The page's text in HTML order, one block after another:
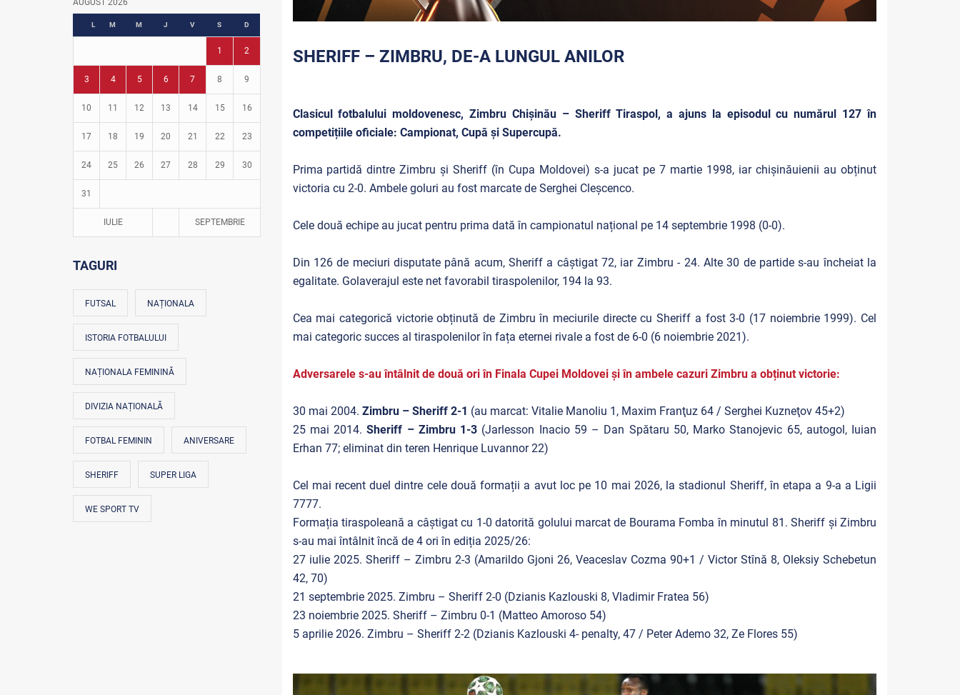
Fotbal în grădinițe
AUGUST 2026
L M M J V S D
1 2
3 4 5 6 7 8 9
10 11 12 13 14 15 16
17 18 19 20 21 22 23
24 25 26 27 28 29 30
31
IULIE SEPTEMBRIE
TAGURI
FUTSAL NAȚIONALA
ISTORIA FOTBALULUI
NAȚIONALA FEMININĂ
DIVIZIA NAȚIONALĂ
FOTBAL FEMININ ANIVERSARE
SHERIFF SUPER LIGA
WE SPORT TV
SHERIFF – ZIMBRU, DE-A LUNGUL ANILOR
Clasicul fotbalului moldovenesc, Zimbru Chișinău – Sheriff Tiraspol, a ajuns la episodul cu numărul 127 în
competițiile oficiale: Campionat, Cupă și Supercupă.
Prima partidă dintre Zimbru și Sheriff (în Cupa Moldovei) s-a jucat pe 7 martie 1998, iar chișinăuienii au obținut
victoria cu 2-0. Ambele goluri au fost marcate de Serghei Cleșcenco.
Cele două echipe au jucat pentru prima dată în campionatul național pe 14 septembrie 1998 (0-0).
Din 126 de meciuri disputate până acum, Sheriff a câștigat 72, iar Zimbru - 24. Alte 30 de partide s-au încheiat la
egalitate. Golaverajul este net favorabil tiraspolenilor, 194 la 93.
Cea mai categorică victorie obținută de Zimbru în meciurile directe cu Sheriff a fost 3-0 (17 noiembrie 1999). Cel
mai categoric succes al tiraspolenilor în fața eternei rivale a fost de 6-0 (6 noiembrie 2021).
Adversarele s-au întâlnit de două ori în Finala Cupei Moldovei și în ambele cazuri Zimbru a obținut victorie:
30 mai 2004. Zimbru – Sheriff 2-1 (au marcat: Vitalie Manoliu 1, Maxim Franţuz 64 / Serghei Kuzneţov 45+2)
25 mai 2014.Sheriff – Zimbru 1-3 (Jarlesson Inacio 59 – Dan Spătaru 50, Marko Stanojevic 65, autogol, Iuian
Erhan 77; eliminat din teren Henrique Luvannor 22)
Cel mai recent duel dintre cele două formații a avut loc pe 10 mai 2026, la stadionul Sheriff, în etapa a 9-a a Ligii
7777.
Formația tiraspoleană a câștigat cu 1-0 datorită golului marcat de Bourama Fomba în minutul 81. Sheriff și Zimbru
s-au mai întâlnit încă de 4 ori în ediția 2025/26:
27 iulie 2025. Sheriff – Zimbru 2-3 (Amarildo Gjoni 26, Veaceslav Cozma 90+1 / Victor Stînă 8, Oleksiy Schebetun
42, 70)
21 septembrie 2025. Zimbru – Sheriff 2-0 (Dzianis Kazlouski 8, Vladimir Fratea 56)
23 noiembrie 2025. Sheriff – Zimbru 0-1 (Matteo Amoroso 54)
5 aprilie 2026. Zimbru – Sheriff 2-2 (Dzianis Kazlouski 4- penalty, 47 / Peter Ademo 32, Ze Flores 55)